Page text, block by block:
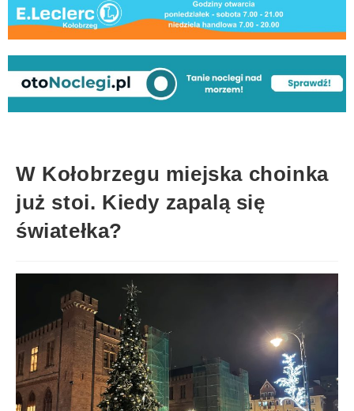
W Kołobrzegu miejska choinka
już stoi. Kiedy zapalą się
światełka?